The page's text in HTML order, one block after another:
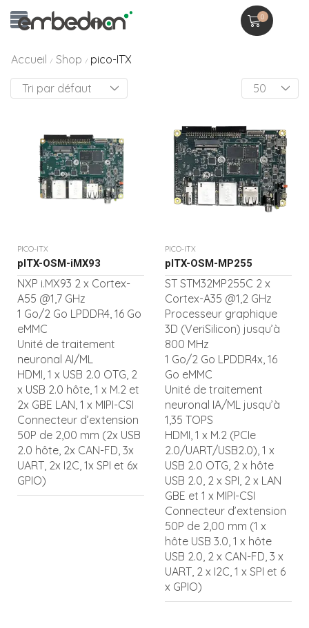
0
Accueil / Shop / pico-ITX
PICO-ITX
pITX-OSM-iMX93
NXP i.MX93 2 x Cortex-
A55 @1,7 GHz
1 Go/2 Go LPDDR4, 16 Go
eMMC
Unité de traitement
neuronal AI/ML
HDMI, 1 x USB 2.0 OTG, 2
x USB 2.0 hôte, 1 x M.2 et
2x GBE LAN, 1 x MIPI-CSI
Connecteur d’extension
50P de 2,00 mm (2x USB
2.0 hôte, 2x CAN-FD, 3x
UART, 2x I2C, 1x SPI et 6x
GPIO)
PICO-ITX
pITX-OSM-MP255
ST STM32MP255C 2 x
Cortex-A35 @1,2 GHz
Processeur graphique
3D (VeriSilicon) jusqu’à
800 MHz
1 Go/2 Go LPDDR4x, 16
Go eMMC
Unité de traitement
neuronal IA/ML jusqu’à
1,35 TOPS
HDMI, 1 x M.2 (PCIe
2.0/UART/USB2.0), 1 x
USB 2.0 OTG, 2 x hôte
USB 2.0, 2 x SPI, 2 x LAN
GBE et 1 x MIPI-CSI
Connecteur d’extension
50P de 2,00 mm (1 x
hôte USB 3.0, 1 x hôte
USB 2.0, 2 x CAN-FD, 3 x
UART, 2 x I2C, 1 x SPI et 6
x GPIO)